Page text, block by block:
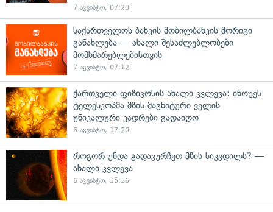
7 აგვისტო, 07:20
საქართველოს ბანკის მობილბანკის მორიგი
განახლება — ახალი შესაძლებლობები
მომხმარებლებისთვის
7 აგვისტო, 07:12
ქართველი ფიზიკოსის ახალი კვლევა: ინოუეს
ტელესკოპმა მზის მაგნიტური ველის
უნიკალური კადრები გადაიღო
6 აგვისტო, 17:20
როგორ უნდა გადავურჩეთ მზის სიკვდილს? —
ახალი კვლევა
6 აგვისტო, 15:36